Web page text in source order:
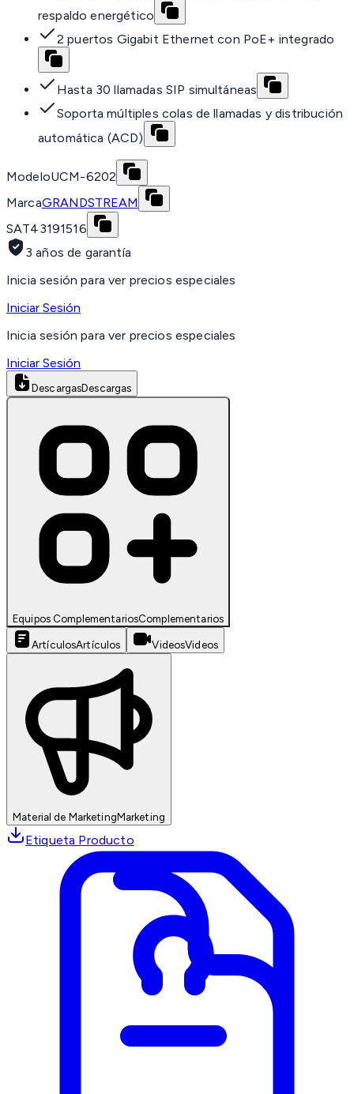
respaldo energético
2 puertos Gigabit Ethernet con PoE+ integrado
Hasta 30 llamadas SIP simultáneas
Soporta múltiples colas de llamadas y distribución
automática (ACD)
ModeloUCM-6202
MarcaGRANDSTREAM
SAT43191516
3 años de garantía
Inicia sesión para ver precios especiales
Iniciar Sesión
Inicia sesión para ver precios especiales
Iniciar Sesión
DescargasDescargas
Equipos ComplementariosComplementarios
ArtículosArtículos VideosVideos
Material de MarketingMarketing
Etiqueta Producto